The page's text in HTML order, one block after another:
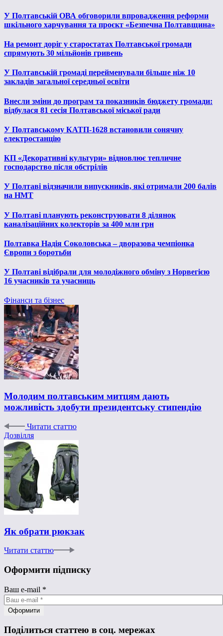
У Полтавській ОВА обговорили впровадження реформи
шкільного харчування та проєкт «Безпечна Полтавщина»
На ремонт доріг у старостатах Полтавської громади
спрямують 30 мільйонів гривень
У Полтавській громаді перейменували більше ніж 10
закладів загальної середньої освіти
Внесли зміни до програм та показників бюджету громади:
відбулася 81 сесія Полтавської міської ради
У Полтавському КАТП-1628 встановили сонячну
електростанцію
КП «Декоративні культури» відновлює тепличне
господарство після обстрілів
У Полтаві відзначили випускників, які отримали 200 балів
на НМТ
У Полтаві планують реконструювати 8 ділянок
каналізаційних колекторів за 400 млн грн
Полтавка Надія Соколовська – дворазова чемпіонка
Європи з боротьби
У Полтаві відібрали для молодіжного обміну з Норвегією
16 учасників та учасниць
Фінанси та бізнес
Молодим полтавським митцям дають
можливість здобути президентську стипендію
Читати статтю
Дозвілля
Як обрати рюкзак
Читати статтю
Оформити підписку
Ваш e-mail *
Поділиться статтею в соц. мережах